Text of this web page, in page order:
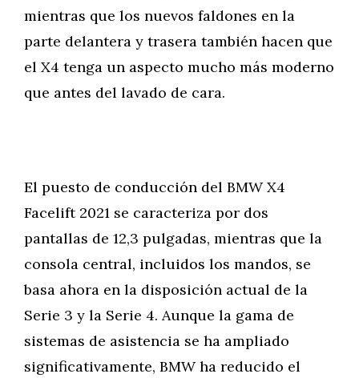
mientras que los nuevos faldones en la
parte delantera y trasera también hacen que
el X4 tenga un aspecto mucho más moderno
que antes del lavado de cara.
El puesto de conducción del BMW X4
Facelift 2021 se caracteriza por dos
pantallas de 12,3 pulgadas, mientras que la
consola central, incluidos los mandos, se
basa ahora en la disposición actual de la
Serie 3 y la Serie 4. Aunque la gama de
sistemas de asistencia se ha ampliado
significativamente, BMW ha reducido el